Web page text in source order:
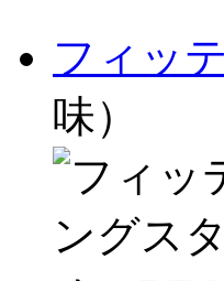
フィッ
味）